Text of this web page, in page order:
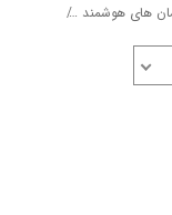
های هوشمند